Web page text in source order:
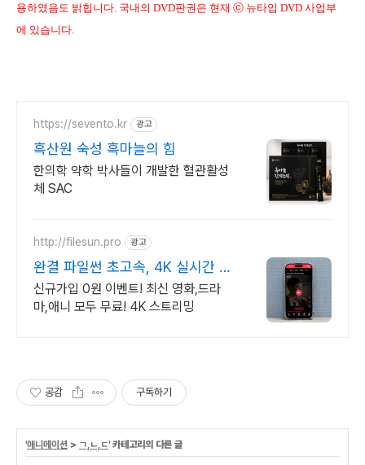
용하였음도 밝힙니다. 국내의 DVD판권은 현재 ⓒ 뉴타입 DVD 사업부
에 있습니다.
https://sevento.kr 광고
흑산원 숙성 흑마늘의 힘
한의학 약학 박사들이 개발한 혈관활성
체 SAC
http://filesun.pro 광고
완결 파일썬 초고속, 4K 실시간 보
기!
신규가입 0원 이벤트! 최신 영화,드라
마,애니 모두 무료! 4K 스트리밍
공감 구독하기
'애니메이션 > ㄱ,ㄴ,ㄷ' 카테고리의 다른 글